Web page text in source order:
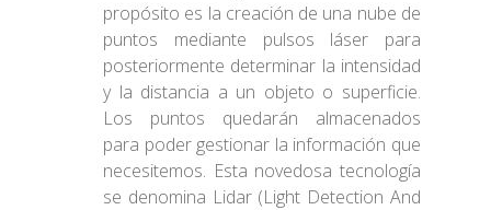
propósito es la creación de una nube de
puntos mediante pulsos láser para
posteriormente determinar la intensidad
y la distancia a un objeto o superficie.
Los puntos quedarán almacenados
para poder gestionar la información que
necesitemos. Esta novedosa tecnología
se denomina Lidar (Light Detection And